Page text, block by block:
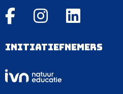
Initiatiefnemers